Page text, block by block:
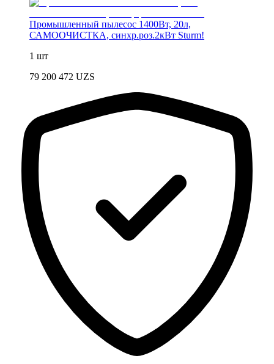
Промышленный пылесос 1400Вт, 20л,
САМООЧИСТКА, синхр.роз.2кВт Sturm!
1 шт
79 200 472 UZS